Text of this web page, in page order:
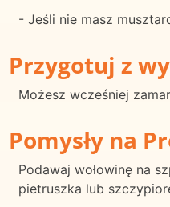
- Jeśli nie masz
Przygotuj z
Możesz wcześniej
Pomysły na
Podawaj wołowinę na
pietruszka lub